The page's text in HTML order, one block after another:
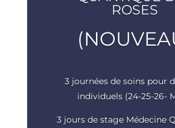
ROSES
3 journées de soins pour
individuels (24-25-26-
3 jours de stage Médecine